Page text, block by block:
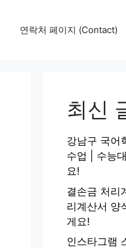
연락처 페이지 (Contact)
최신
강남구 국어
수업 | 수능
요!
결손금 처리
리계산서 양
게요!
인스타그램